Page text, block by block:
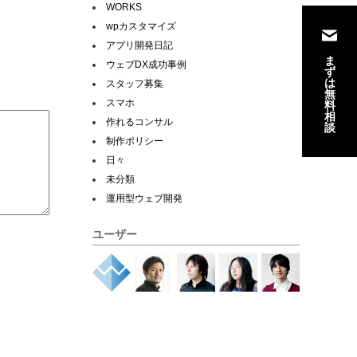
WORKS
wpカスタマイズ
アプリ開発日記
ウェブDX成功事例
スタッフ募集
スマホ
作れるコンサル
制作ポリシー
日々
未分類
運用型ウェブ開発
ユーザー
ま
ず
は
無
料
相
談